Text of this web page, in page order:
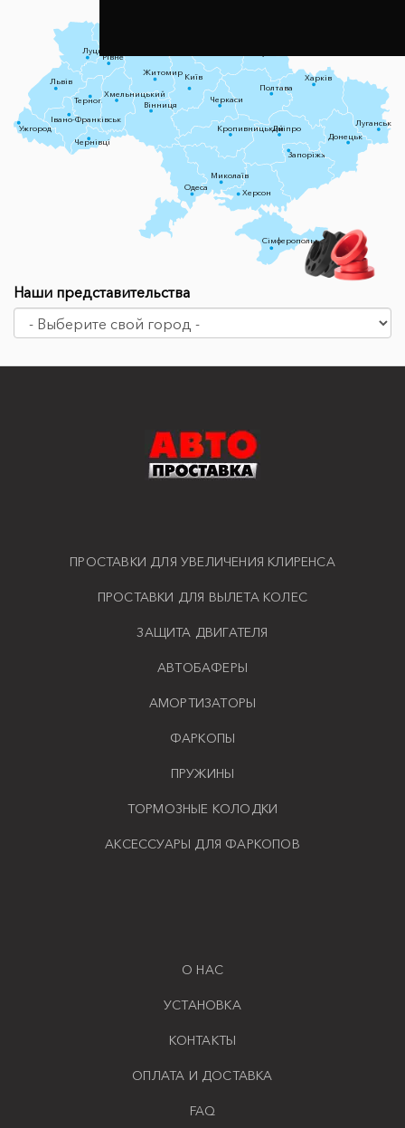
Сімферополь
Луцьк
Київ
Житомир
Тернопіль
Рівне
Львів
Дніпро
Кропивницький
Харків
Полтава
Черкаси
Запоріжжя
Херсон
Донецьк
Луганськ
Ужгород
Чернівці
Вінниця
Хмельницький
Івано-Франківськ
Миколаїв
Одеса
Наши представительства
ПРОСТАВКИ ДЛЯ УВЕЛИЧЕНИЯ КЛИРЕНСА
ПРОСТАВКИ ДЛЯ ВЫЛЕТА КОЛЕС
ЗАЩИТА ДВИГАТЕЛЯ
АВТОБАФЕРЫ
АМОРТИЗАТОРЫ
ФАРКОПЫ
ПРУЖИНЫ
ТОРМОЗНЫЕ КОЛОДКИ
АКСЕССУАРЫ ДЛЯ ФАРКОПОВ
О НАС
УСТАНОВКА
КОНТАКТЫ
ОПЛАТА И ДОСТАВКА
FAQ